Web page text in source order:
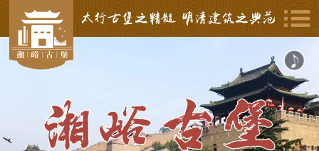
太行古堡之精髓 明清建筑之典范